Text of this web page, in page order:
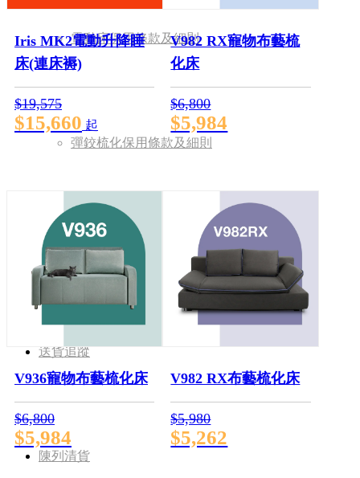
電動床保用條款及細則
彈鉸梳化保用條款及細則
店舖地址
送貨追蹤
陳列清貨
Iris MK2電動升降睡
床(連床褥)
$19,575
$15,660 起
V982 RX寵物布藝梳
化床
$6,800
$5,984
V936寵物布藝梳化床
$6,800
$5,984
V982 RX布藝梳化床
$5,980
$5,262